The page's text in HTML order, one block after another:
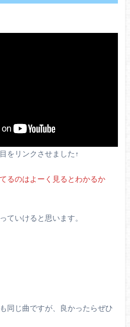
をリンクさせました↑
るのはよーく見るとわかるか
ていけると思います。
同じ曲ですが、良かったらぜひ